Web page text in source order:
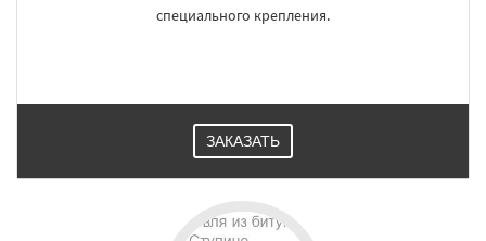
специального крепления.
ЗАКАЗАТЬ